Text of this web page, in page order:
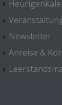
Newsletter
Anreise &